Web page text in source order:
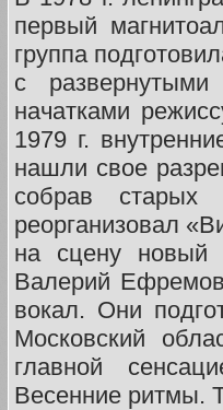
первый
группа
с
начатками
1979 г.
нашли свое
собрав старых
реорганизовал
на сцену новый
Валерий
вокал. Они
Московский
главной
Весенние ритмы.